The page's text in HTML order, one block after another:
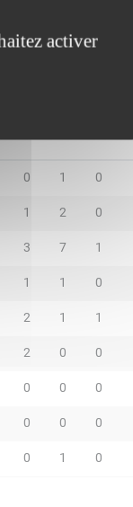
0 1 0
1 2 0
3 7 1
1 1 0
2 1 1
2 0 0
0 0 0
0 0 0
0 1 0
activer